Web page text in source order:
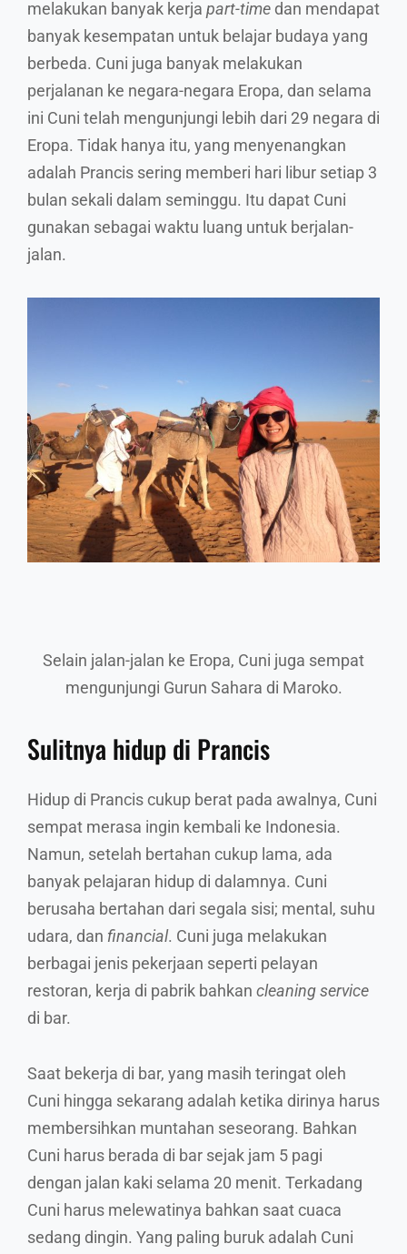
melakukan banyak kerja part-time dan mendapat
banyak kesempatan untuk belajar budaya yang
berbeda. Cuni juga banyak melakukan
perjalanan ke negara-negara Eropa, dan selama
ini Cuni telah mengunjungi lebih dari 29 negara di
Eropa. Tidak hanya itu, yang menyenangkan
adalah Prancis sering memberi hari libur setiap 3
bulan sekali dalam seminggu. Itu dapat Cuni
gunakan sebagai waktu luang untuk berjalan-
jalan.
Selain jalan-jalan ke Eropa, Cuni juga sempat
mengunjungi Gurun Sahara di Maroko.
Sulitnya hidup di Prancis
Hidup di Prancis cukup berat pada awalnya, Cuni
sempat merasa ingin kembali ke Indonesia.
Namun, setelah bertahan cukup lama, ada
banyak pelajaran hidup di dalamnya. Cuni
berusaha bertahan dari segala sisi; mental, suhu
udara, dan financial. Cuni juga melakukan
berbagai jenis pekerjaan seperti pelayan
restoran, kerja di pabrik bahkan cleaning service
di bar.
Saat bekerja di bar, yang masih teringat oleh
Cuni hingga sekarang adalah ketika dirinya harus
membersihkan muntahan seseorang. Bahkan
Cuni harus berada di bar sejak jam 5 pagi
dengan jalan kaki selama 20 menit. Terkadang
Cuni harus melewatinya bahkan saat cuaca
sedang dingin. Yang paling buruk adalah Cuni